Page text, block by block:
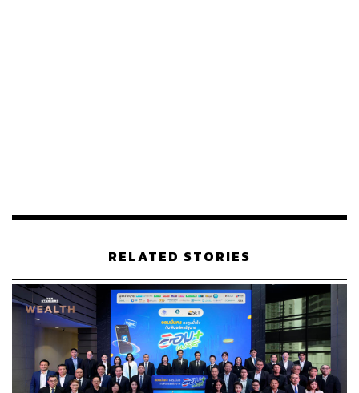
ตราสารหนี้ไทยในครึ่งปีแรกขยายตัว 2% มาอยู่ที่ 14.41 ล้าน
ล้านบาท โดยเป็นการเพิ่มขึ้นในตราสารหนี้ที่ออกโดยรัฐบาล
และลดลงในตราสารหนี้ที่ออกโดยธนาคารแห่งประเทศไทย
ส่วนมูลค่าการออกตราสารหนี้ภาคเอกชนระยะยาวเพิ่มขึ้น
63% เมื่อเทียบกับช่วงเดียวกันของปีที่แล้ว โดยมีมูลค่าการ
ออก 522,070 ล้านบาท ใกล้เคียงกับช่วงเดียวกันของปี 2562
ซึ่งเป็นปีที่มียอดการออกทั้งปีสูงสุดเป็นประวัติการณ์
RELATED STORIES